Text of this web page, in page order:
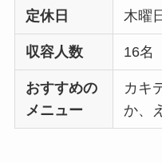
定休日 木曜
収容人数 16名
おすすめの
メニュー
カキ
か、